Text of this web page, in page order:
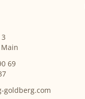
69
goldberg.com